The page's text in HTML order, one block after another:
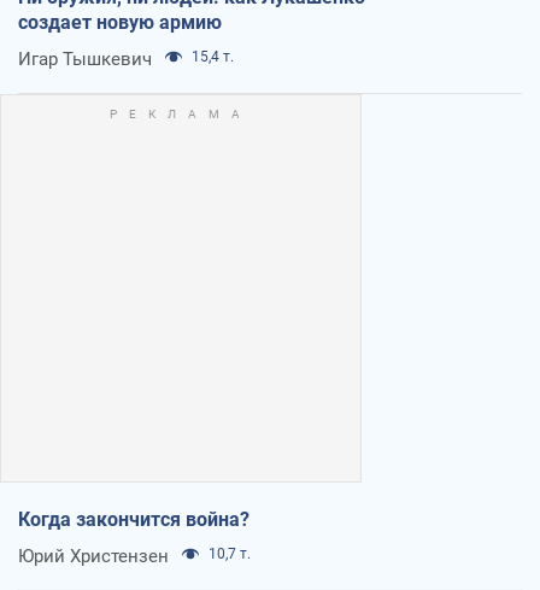
создает новую армию
Игар Тышкевич 15,4 т.
Когда закончится война?
Юрий Христензен 10,7 т.